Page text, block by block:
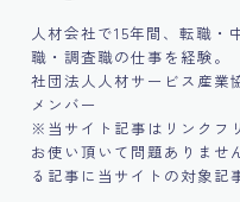
人材会社で15年間、転職・
職・調査職の仕事を経験。
社団法人人材サービス産業
メンバー
※当サイト記事はリンクフ
お使い頂いて問題ありませ
る記事に当サイトの対象記